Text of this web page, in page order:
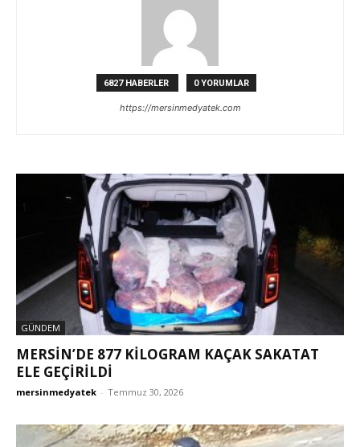
6827 HABERLER 0 YORUMLAR
https://mersinmedyatek.com
GÜNDEM
MERSİN’DE 877 KİLOGRAM KAÇAK SAKATAT
ELE GEÇİRİLDİ
mersinmedyatek - Temmuz 30, 2026